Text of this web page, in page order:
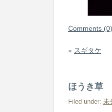
Comments (0)
« スギタケ
ほうき草
Filed under: 未